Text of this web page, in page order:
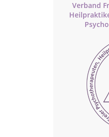
Verband